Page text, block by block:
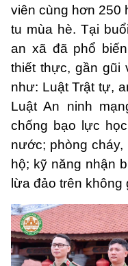
viên cùng hơn 250
tu mùa hè. Tại
an xã đã phổ
thiết thực, gần gũi
như: Luật Trật tự,
Luật An ninh
chống bạo lực
nước; phòng
hộ; kỹ năng nhận
lừa đảo trên không